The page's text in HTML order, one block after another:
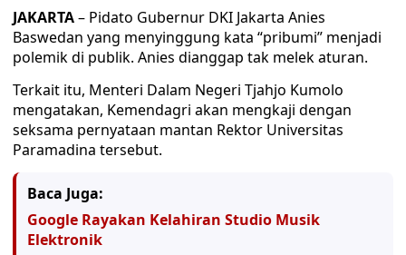
JAKARTA– Pidato Gubernur DKI Jakarta Anies
Baswedan yang menyinggung kata “pribumi” menjadi
polemik di publik. Anies dianggap tak melek aturan.
Terkait itu, Menteri Dalam Negeri Tjahjo Kumolo
mengatakan, Kemendagri akan mengkaji dengan
seksama pernyataan mantan Rektor Universitas
Paramadina tersebut.
Baca Juga:
Google Rayakan Kelahiran Studio Musik
Elektronik